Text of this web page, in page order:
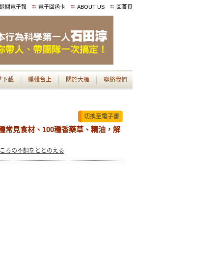
閱電子報 電子回函卡 ABOUT US 回首頁
下載 編輯台上 關於大雁 聯絡我們
切換至電子書
常見食材、100種香藥草、精油，解
ろの不調をととのえる